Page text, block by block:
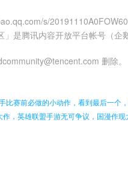
s/
」是腾讯内容开放平台帐号（企
删除。
比赛前必做的小动作，看到最后一个
，英雄联盟手游无可争议，国漫作现